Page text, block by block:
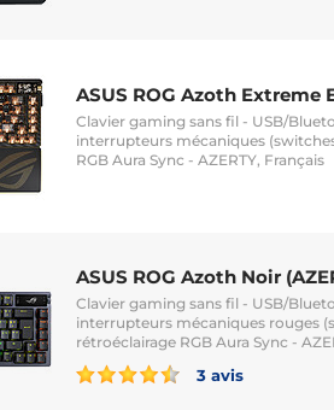
ASUS ROG Azoth Extreme
Clavier gaming sans fil - USB/
interrupteurs mécaniques
RGB Aura Sync - AZERTY, Français
ASUS ROG Azoth Noir
Clavier gaming sans fil - USB/
interrupteurs mécaniques rouges
rétroéclairage RGB Aura Sync -
3 avis